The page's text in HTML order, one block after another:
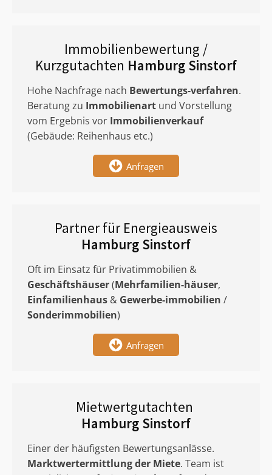
Immobilienbewertung /
Kurzgutachten Hamburg Sinstorf
Hohe Nachfrage nach Bewertungs-verfahren.
Beratung zu Immobilienart und Vorstellung
vom Ergebnis vor Immobilienverkauf
(Gebäude: Reihenhaus etc.)
Anfragen
Partner für Energieausweis
Hamburg Sinstorf
Oft im Einsatz für Privatimmobilien &
Geschäftshäuser(Mehrfamilien-häuser,
Einfamilienhaus & Gewerbe-immobilien /
Sonderimmobilien)
Anfragen
Mietwertgutachten
Hamburg Sinstorf
Einer der häufigsten Bewertungsanlässe.
Marktwertermittlungder Miete. Team ist